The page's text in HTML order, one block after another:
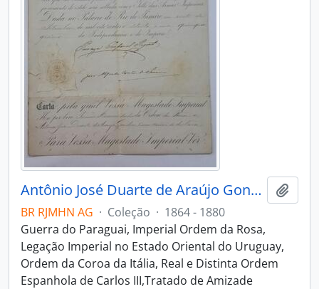
Antônio José Duarte de Araújo Gondim
BR RJMHN AG · Coleção · 1864 - 1880
Guerra do Paraguai, Imperial Ordem da Rosa,
Legação Imperial no Estado Oriental do Uruguay,
Ordem da Coroa da Itália, Real e Distinta Ordem
Espanhola de Carlos III,Tratado de Amizade